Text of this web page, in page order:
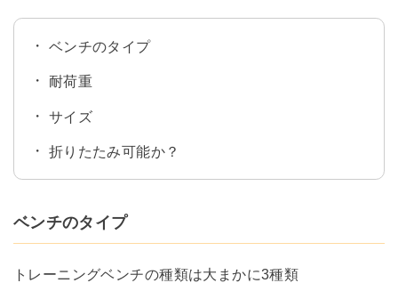
ベンチのタイプ
耐荷重
サイズ
折りたたみ可能か？
ベンチのタイプ
トレーニングベンチの種類は大まかに3種類